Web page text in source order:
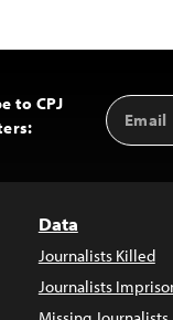
to CPJ
Email
Address
Data
Journalists Killed
Journalists